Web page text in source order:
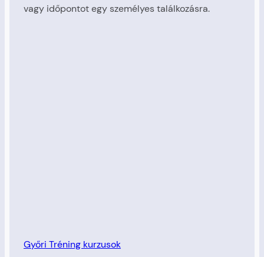
vagy időpontot egy személyes találkozásra.
Győri Tréning kurzusok